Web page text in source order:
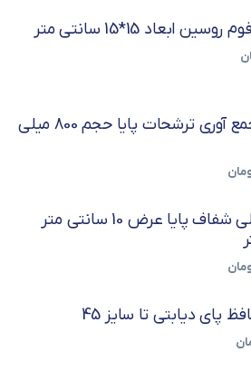
ابعاد 15*15 سانتی متر
محفظه جمع آوری ترشحات پایا حجم 800 میلی
چسب رولی شفاف پایا عرض 10 سانتی متر
دیابتی تا سایز 45